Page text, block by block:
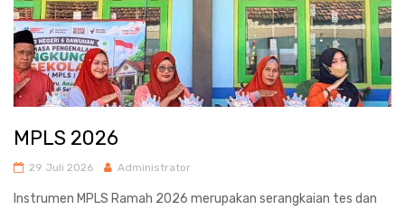
MPLS 2026
29 Juli 2026 Administrator
Instrumen MPLS Ramah 2026 merupakan serangkaian tes dan